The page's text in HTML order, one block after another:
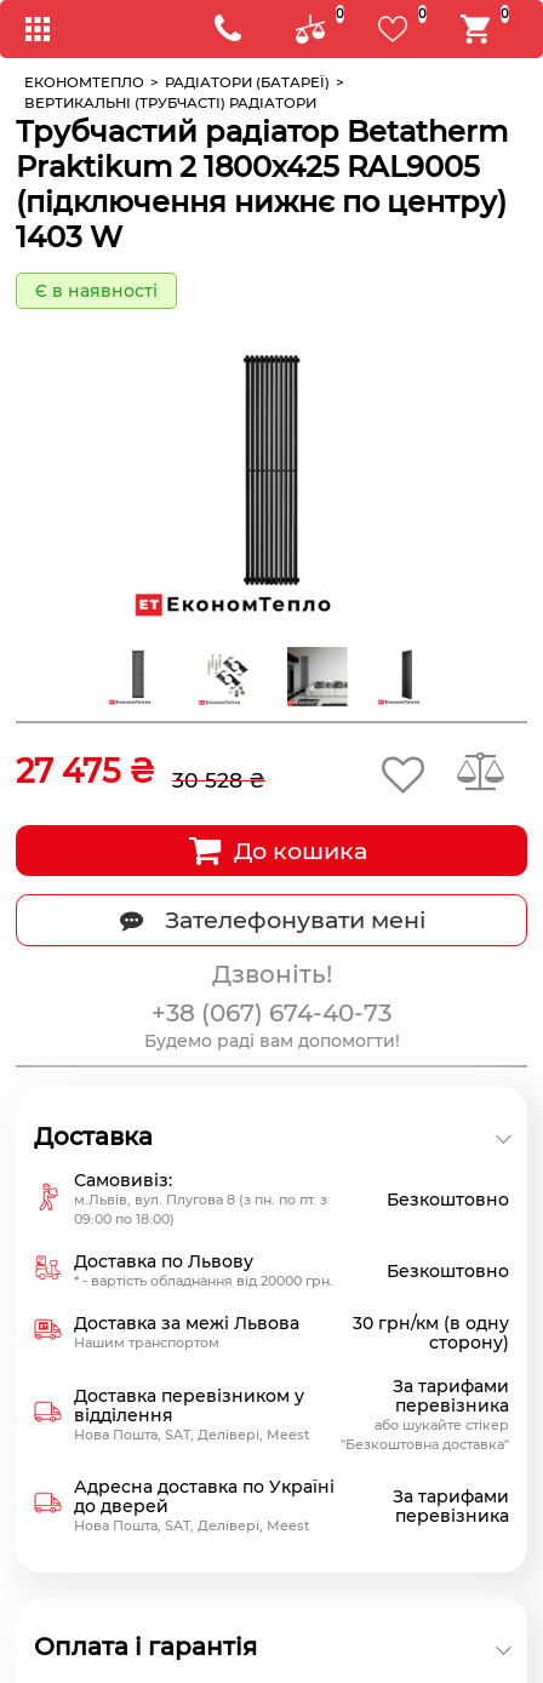
0 0 0
ЕКОНОМТЕПЛО > РАДІАТОРИ (БАТАРЕЇ) >
ВЕРТИКАЛЬНІ (ТРУБЧАСТІ) РАДІАТОРИ
Трубчастий радіатор Betatherm
Praktikum 2 1800x425 RAL9005
(підключення нижнє по центру)
1403 W
Є в наявності
27 475 ₴ 30 528 ₴
До кошика
Зателефонувати мені
Дзвоніть!
+38 (067) 674-40-73
Будемо раді вам допомогти!
Доставка
Самовивіз:
м.Львів, вул. Плугова 8 (з пн. по пт. з
09:00 по 18:00)
Безкоштовно
Доставка по Львову
* - вартість обладнання від 20000 грн. Безкоштовно
Доставка за межі Львова
Нашим транспортом
30 грн/км (в одну
сторону)
Доставка перевізником у
відділення
Нова Пошта, SAT, Делівері, Meest
За тарифами
перевізника
або шукайте стікер
"Безкоштовна доставка"
Адресна доставка по Україні
до дверей
Нова Пошта, SAT, Делівері, Meest
За тарифами
перевізника
Оплата і гарантія